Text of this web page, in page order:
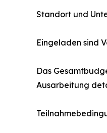
Standort und
Eingeladen sind
Das
Ausarbeitung